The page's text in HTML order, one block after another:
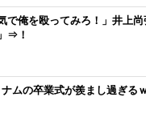
で俺を殴ってみろ！」井上
⇒！
ナムの卒業式が羨まし過ぎる